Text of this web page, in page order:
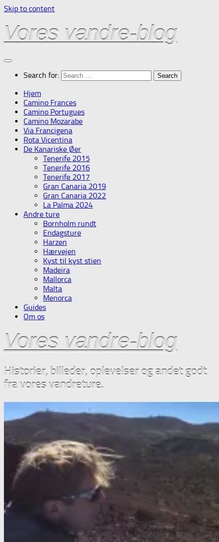
Skip to content
Vores vandre-blog
Search for:
Hjem
Camino Frances
Camino Portugues
Camino Mozarabe
Via Francigena
Rota Vicentina
De Kanariske Øer
Tenerife 2015
Tenerife 2016
Tenerife 2017
Gran Canaria 2019
Gran Canaria 2022
La Palma 2024
Andre ture
Bornholm rundt
Endagsture
Harzen
Hærvejen
Kyst til kyst stien
Madeira
Mallorca
Malta
Menorca
Guides
Om os
Vores vandre-blog
Historier, billeder, oplevelser og andet godt
fra vores vandreture.